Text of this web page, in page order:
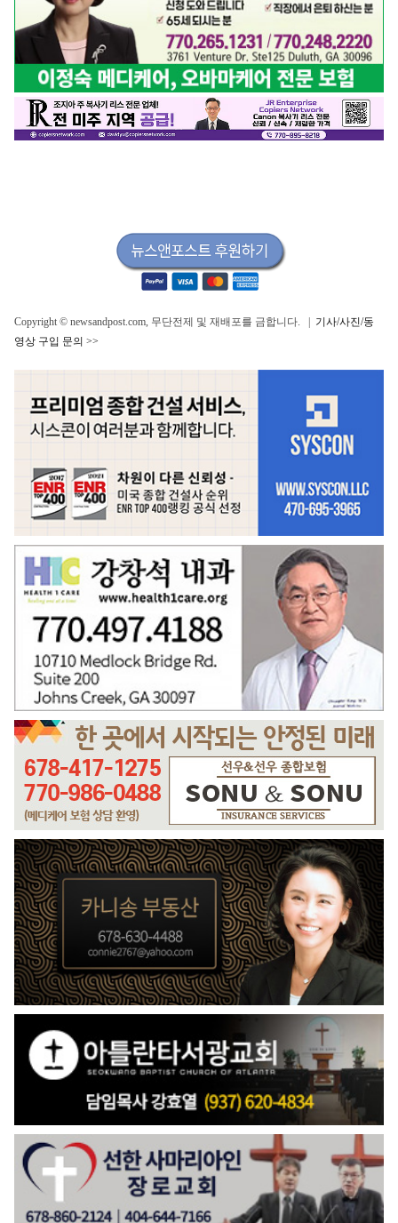
Copyright © newsandpost.com, 무단전제 및 재배포를 금합니다. | 기사/사진/동
영상 구입 문의 >>